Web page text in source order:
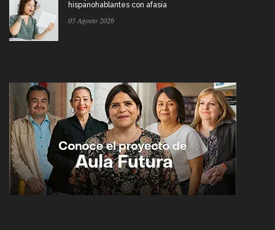
hispanohablantes con afasia
05 Agosto 2026